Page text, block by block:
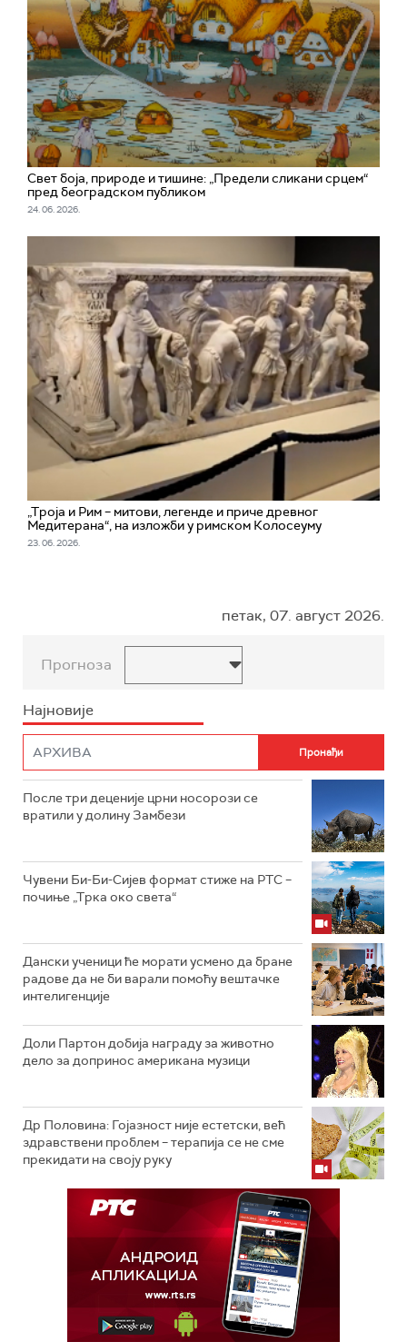
Свет боја, природе и тишине: „Предели сликани срцем“
пред београдском публиком
24. 06. 2026.
„Троја и Рим – митови, легенде и приче древног
Медитерана“, на изложби у римском Колосеуму
23. 06. 2026.
петак, 07. август 2026.
Прогноза
Најновије
После три деценије црни носорози се
вратили у долину Замбези
Чувени Би-Би-Сијев формат стиже на РТС –
почиње „Трка око света“
Дански ученици ће морати усмено да бране
радове да не би варали помоћу вештачке
интелигенције
Доли Партон добија награду за животно
дело за допринос американа музици
Др Половина: Гојазност није естетски, већ
здравствени проблем – терапија се не сме
прекидати на своју руку